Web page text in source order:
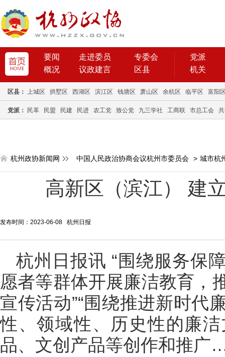
要闻 走进委员
专委会
概况
议政建言 区县
党派
机关
区县： 上城区 拱墅区 西湖区 滨江区 钱塘区 萧山区 余杭区 临平区 富阳
党派： 民革 民盟 民建 民进 农工党 致公党 九三学社 工商联 市总工会
杭州政协新闻网 中国人民政治协商会议杭州市委员会 > 城市杭
高新区（滨江） 建
发布时间：2023-06-08 杭州日报
杭州日报讯 “围绕服务保
愿者等群体开展廉洁教育，
宣传活动”“围绕推进新时代
性、领域性、历史性的廉
品、文创产品等创作和推